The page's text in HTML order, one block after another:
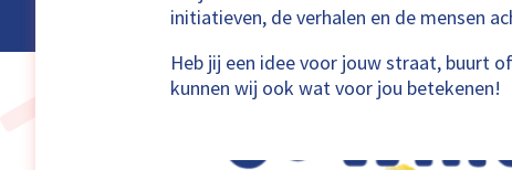
initiatieven, de verhalen en de mensen
Heb jij een idee voor jouw straat, buurt
kunnen wij ook wat voor jou betekenen!